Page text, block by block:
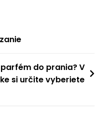
do prania? V
si určite vyberiete